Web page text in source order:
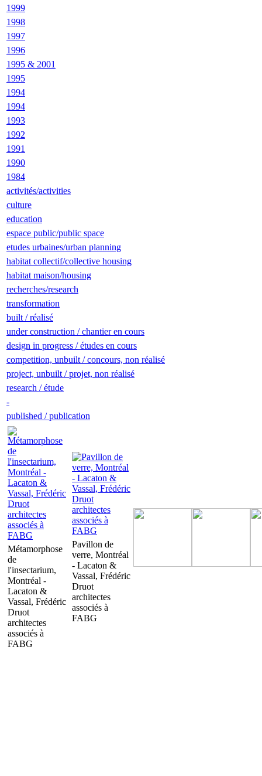
1999
1998
1997
1996
1995 & 2001
1995
1994
1994
1993
1992
1991
1990
1984
activités/activities
culture
education
espace public/public space
etudes urbaines/urban planning
habitat collectif/collective housing
habitat maison/housing
recherches/research
transformation
built / réalisé
under construction / chantier en cours
design in progress / études en cours
competition, unbuilt / concours, non réalisé
project, unbuilt / projet, non réalisé
research / étude
-
published / publication
Métamorphose
de
l'insectarium,
Montréal -
Lacaton &
Vassal, Frédéric
Druot
architectes
associés à
FABG
Pavillon de
verre, Montréal
- Lacaton &
Vassal, Frédéric
Druot
architectes
associés à
FABG